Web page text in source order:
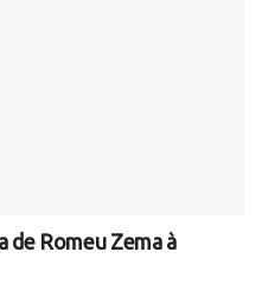
de Romeu Zema à